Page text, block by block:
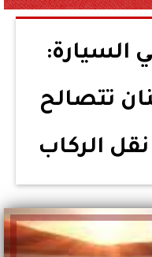
السيارة:
تتصالح
الركاب